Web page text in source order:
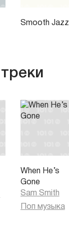
Smooth Jazz
When He’s
Gone
Sam Smith
Поп музыка